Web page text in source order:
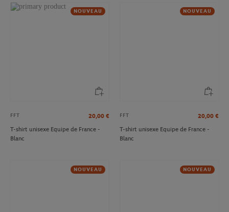
NOUVEAU
FFT 20,00 €
T-shirt unisexe Equipe de France -
Blanc
NOUVEAU
FFT 20,00 €
T-shirt unisexe Equipe de France -
Blanc
NOUVEAU NOUVEAU